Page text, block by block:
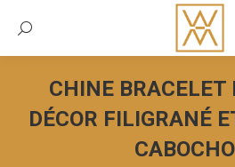
Recherche:
CHINE BRACELET
DÉCOR FILIGRANÉ